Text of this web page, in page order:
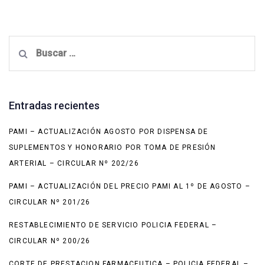
Entradas recientes
PAMI – ACTUALIZACIÓN AGOSTO POR DISPENSA DE
SUPLEMENTOS Y HONORARIO POR TOMA DE PRESIÓN
ARTERIAL – CIRCULAR Nº 202/26
PAMI – ACTUALIZACIÓN DEL PRECIO PAMI AL 1º DE AGOSTO –
CIRCULAR Nº 201/26
RESTABLECIMIENTO DE SERVICIO POLICIA FEDERAL –
CIRCULAR Nº 200/26